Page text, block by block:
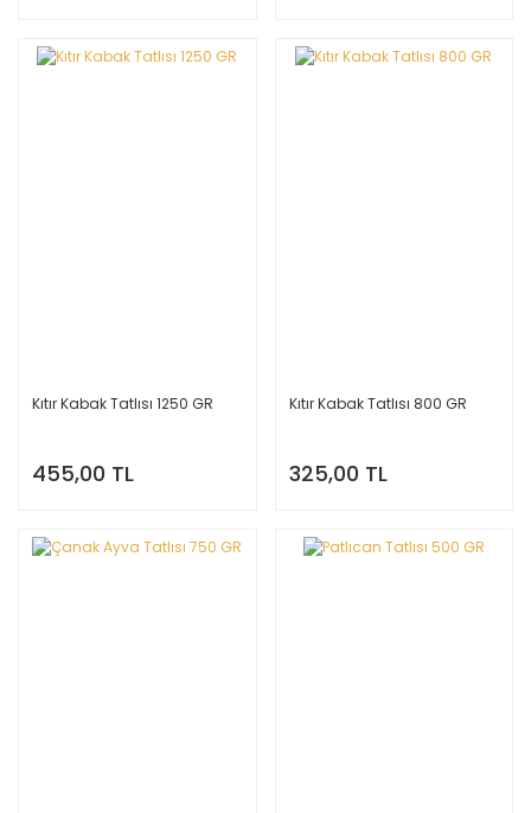
Kıtır Kabak Tatlısı 1250 GR
455,00 TL
Kıtır Kabak Tatlısı 800 GR
325,00 TL